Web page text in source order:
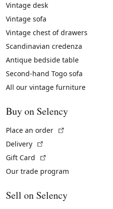
Vintage desk
Vintage sofa
Vintage chest of drawers
Scandinavian credenza
Antique bedside table
Second-hand Togo sofa
All our vintage furniture
Buy on Selency
Place an order
Delivery
Gift Card
Our trade program
Sell on Selency